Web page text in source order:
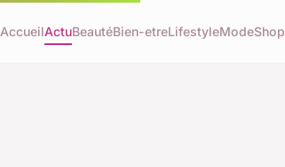
AccueilActuBeautéBien-etreLifestyleMode